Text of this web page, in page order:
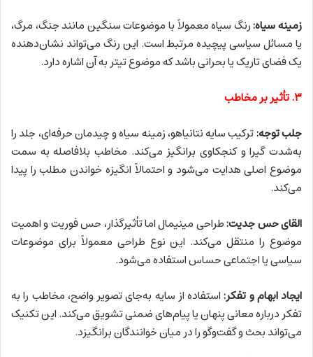
زمینه سیاه:رنگ سیاه معمولاً با موضوعات سنگین مانند جنگ، مرگ،
یا مسائل سیاسی پیچیده مرتبط است. این رنگ می‌تواند نشان‌دهنده
یک فضای تاریک یا بحرانی باشد که موضوع تیتر به آن اشاره دارد.
۳. تأثیر بر مخاطب
جلب توجه:ترکیب سایه نتانیاهو، زمینه سیاه و چیدمان حرفه‌ای، جلد را
به‌شدت گیرا و کنجکاوی برانگیز می‌کند. مخاطب بلافاصله به سمت
موضوع اصلی هدایت می‌شود و احتمالاً انگیزه خواندن مطلب را پیدا
می‌کند.
القای حس جدیت:طراحی مینیمال اما تأثیرگذار، حس فوریت و اهمیت
موضوع را منتقل می‌کند. این نوع طراحی معمولاً برای موضوعات
سیاسی یا اجتماعی حساس استفاده می‌شود.
ایجاد ابهام و تفکر:استفاده از سایه به‌جای تصویر واضح، مخاطب را به
تفکر درباره معانی پنهان یا پیام‌های ضمنی تشویق می‌کند. این تکنیک
می‌تواند بحث و گفت‌وگو را در میان خوانندگان برانگیزد.